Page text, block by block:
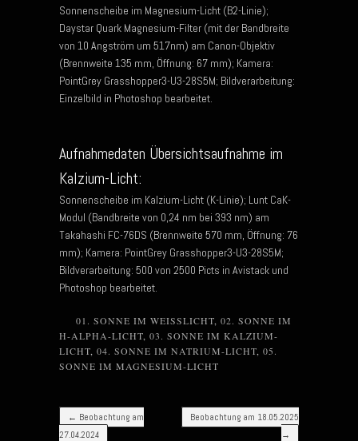
Sonnenscheibe im Magnesium-Licht (B2-Linie);
Daystar Quark Magnesium-Filter (mit der Bandbreite
von 10 Angström um 517nm) am Canon-Objektiv
(Brennweite 135 mm, Öffnung: 67 mm); Kamera:
PointGrey Grasshopper3-U3-28S5M; Bildverarbeitung:
Einzelbild in Photoshop bearbeitet.
Aufnahmedaten Übersichtsaufnahme im
Kalzium-Licht:
Sonnenscheibe im Kalzium-Licht (K-Linie); Lunt CaK-
Modul (Bandbreite von 0,24 nm bei 393 nm) am
Takahashi FC-76DS (Brennweite 570 mm, Öffnung: 76
mm); Kamera: PointGrey Grasshopper3-U3-28S5M;
Bildverarbeitung: 500 von 2500 Picts in Avistack und
Photoshop bearbeitet.
01. SONNE IM WEISSLICHT 02. SONNE IM
H-ALPHA-LICHT 03. SONNE IM KALZIUM-
LICHT 04. SONNE IM NATRIUM-LICHT 05.
SONNE IM MAGNESIUM-LICHT
Post navigation
← Beobachtung am
27.04.2024
Beobachtung am 18.05.2025
→